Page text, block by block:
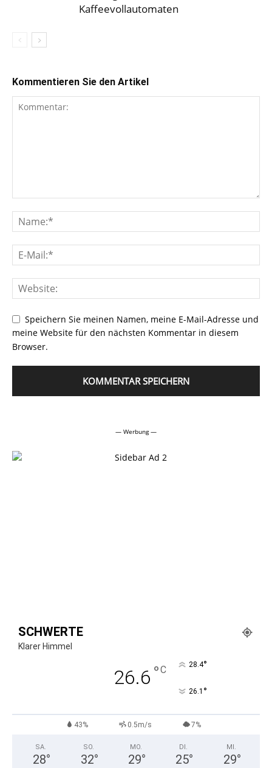
Kaffeevollautomaten
Kommentieren Sie den Artikel
Speichern Sie meinen Namen, meine E-Mail-Adresse und
meine Website für den nächsten Kommentar in diesem
Browser.
— Werbung —
SCHWERTE
Klarer Himmel
26.6 °C 28.4°
26.1 °
43% 0.5m/s 7%
SA.
28°
SO.
32°
MO.
29°
DI.
25°
MI.
29°